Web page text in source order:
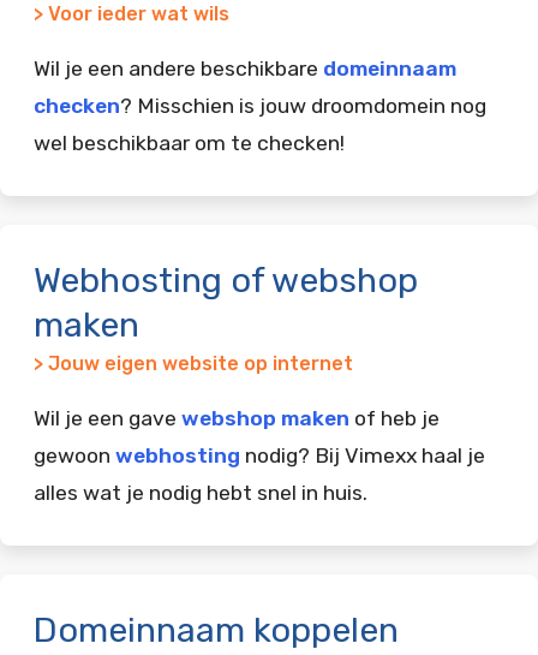
> Voor ieder wat wils
Wil je een andere beschikbare domeinnaam
checken? Misschien is jouw droomdomein nog
wel beschikbaar om te checken!
Webhosting of webshop
maken
> Jouw eigen website op internet
Wil je een gave webshop maken of heb je
gewoon webhosting nodig? Bij Vimexx haal je
alles wat je nodig hebt snel in huis.
Domeinnaam koppelen